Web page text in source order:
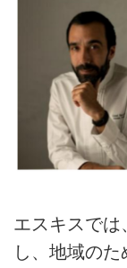
エスキスでは
し、地域の